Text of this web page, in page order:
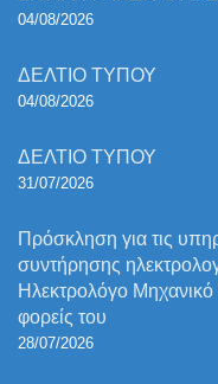
04/08/2026
ΔΕΛΤΙΟ ΤΥΠΟΥ
04/08/2026
ΔΕΛΤΙΟ ΤΥΠΟΥ
31/07/2026
Πρόσκληση για τις
συντήρησης
Ηλεκτρολόγο
φορείς του
28/07/2026